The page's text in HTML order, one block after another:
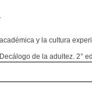
y la cultura
de la adultez. 2°